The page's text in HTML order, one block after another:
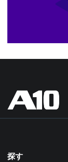
探す